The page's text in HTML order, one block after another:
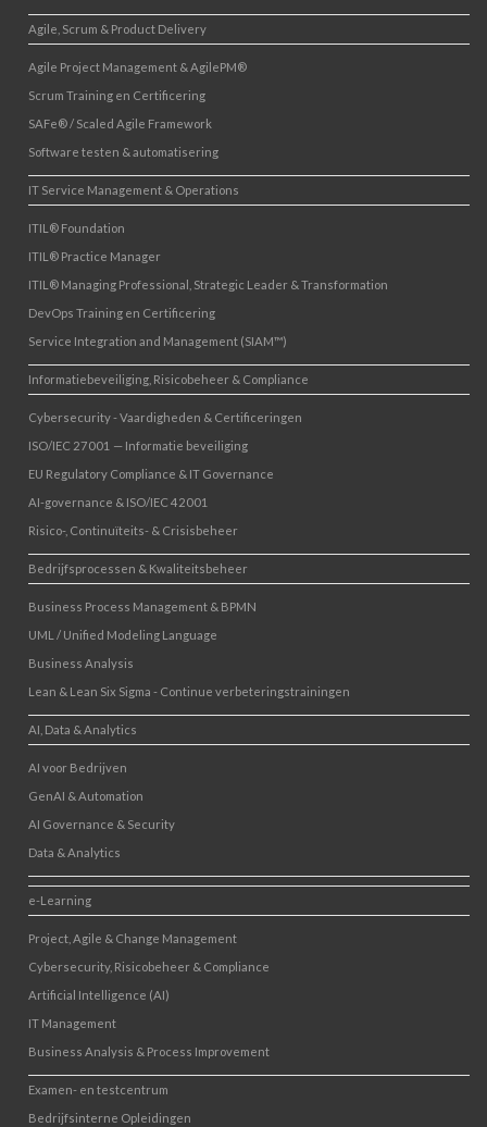
Agile, Scrum & Product Delivery
Agile Project Management & AgilePM®
Scrum Training en Certificering
SAFe® / Scaled Agile Framework
Software testen & automatisering
IT Service Management & Operations
ITIL® Foundation
ITIL® Practice Manager
ITIL® Managing Professional, Strategic Leader & Transformation
DevOps Training en Certificering
Service Integration and Management (SIAM™)
Informatiebeveiliging, Risicobeheer & Compliance
Cybersecurity - Vaardigheden & Certificeringen
ISO/IEC 27001 — Informatie beveiliging
EU Regulatory Compliance & IT Governance
AI-governance & ISO/IEC 42001
Risico-, Continuïteits- & Crisisbeheer
Bedrijfsprocessen & Kwaliteitsbeheer
Business Process Management & BPMN
UML / Unified Modeling Language
Business Analysis
Lean & Lean Six Sigma - Continue verbeteringstrainingen
AI, Data & Analytics
AI voor Bedrijven
GenAI & Automation
AI Governance & Security
Data & Analytics
e-Learning
Project, Agile & Change Management
Cybersecurity, Risicobeheer & Compliance
Artificial Intelligence (AI)
IT Management
Business Analysis & Process Improvement
Examen- en testcentrum
Bedrijfsinterne Opleidingen